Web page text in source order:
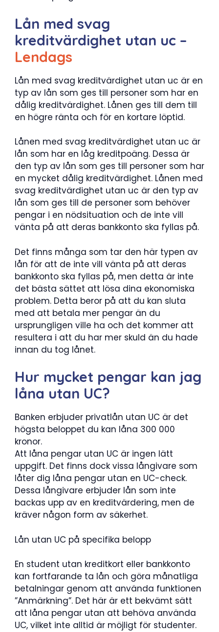
Lån med svag
kreditvärdighet utan uc –
Lendags
Lån med svag kreditvärdighet utan uc är en
typ av lån som ges till personer som har en
dålig kreditvärdighet. Lånen ges till dem till
en högre ränta och för en kortare löptid.
Lånen med svag kreditvärdighet utan uc är
lån som har en låg kreditpoäng. Dessa är
den typ av lån som ges till personer som har
en mycket dålig kreditvärdighet. Lånen med
svag kreditvärdighet utan uc är den typ av
lån som ges till de personer som behöver
pengar i en nödsituation och de inte vill
vänta på att deras bankkonto ska fyllas på.
Det finns många som tar den här typen av
lån för att de inte vill vänta på att deras
bankkonto ska fyllas på, men detta är inte
det bästa sättet att lösa dina ekonomiska
problem. Detta beror på att du kan sluta
med att betala mer pengar än du
ursprungligen ville ha och det kommer att
resultera i att du har mer skuld än du hade
innan du tog lånet.
Hur mycket pengar kan jag
låna utan UC?
Banken erbjuder privatlån utan UC är det
högsta beloppet du kan låna 300 000
kronor.
Att låna pengar utan UC är ingen lätt
uppgift. Det finns dock vissa långivare som
låter dig låna pengar utan en UC-check.
Dessa långivare erbjuder lån som inte
backas upp av en kreditvärdering, men de
kräver någon form av säkerhet.
Lån utan UC på specifika belopp
En student utan kreditkort eller bankkonto
kan fortfarande ta lån och göra månatliga
betalningar genom att använda funktionen
”Anmärkning”. Det här är ett bekvämt sätt
att låna pengar utan att behöva använda
UC, vilket inte alltid är möjligt för studenter.